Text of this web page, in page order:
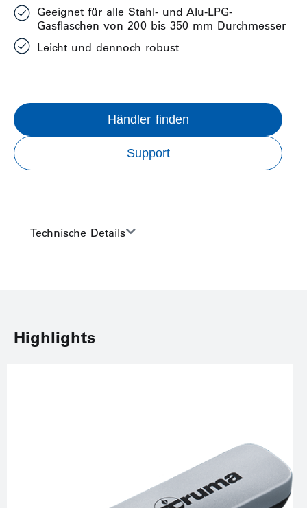
Geeignet für alle Stahl- und Alu-LPG-
Gasflaschen von 200 bis 350 mm Durchmesser
Leicht und dennoch robust
Händler finden
Support
Technische Details
Highlights